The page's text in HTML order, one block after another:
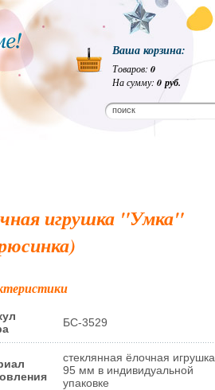
Ваша корзина:
Товаров: 0
На сумму: 0 руб.
игрушка "Умка"
БС-3529
стеклянная ёлочная игрушка
95 мм в индивидуальной
упаковке